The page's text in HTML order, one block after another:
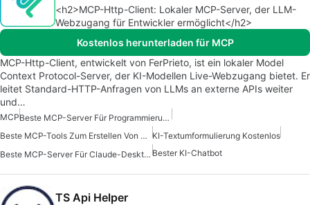
<h2>MCP-Http-Client: Lokaler MCP-Server, der LLM-
Webzugang für Entwickler ermöglicht</h2>
Kostenlos herunterladen für MCP
MCP-Http-Client, entwickelt von FerPrieto, ist ein lokaler Model
Context Protocol-Server, der KI-Modellen Live-Webzugang bietet. Er
leitet Standard-HTTP-Anfragen von LLMs an externe APIs weiter
und…
MCP
Beste MCP-Server Für Programmierung
Beste MCP-Tools Zum Erstellen Von KI-Agenten KI-Textumformulierung Kostenlos
Beste MCP-Server Für Claude-Desktop Bester KI-Chatbot
TS Api Helper